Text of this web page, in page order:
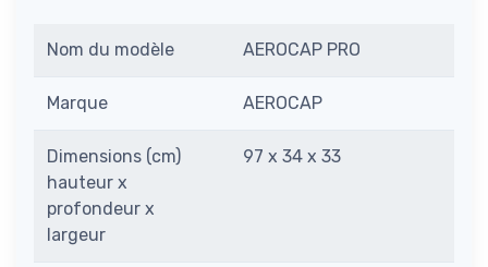
Nom du modèle AEROCAP PRO
Marque AEROCAP
Dimensions (cm)
hauteur x
profondeur x
largeur
97 x 34 x 33